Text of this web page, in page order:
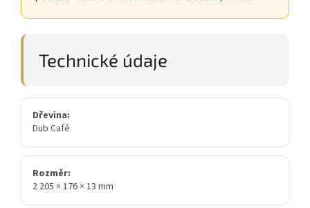
Technické údaje
Dřevina:
Dub Café
Rozměr:
2 205 × 176 × 13 mm